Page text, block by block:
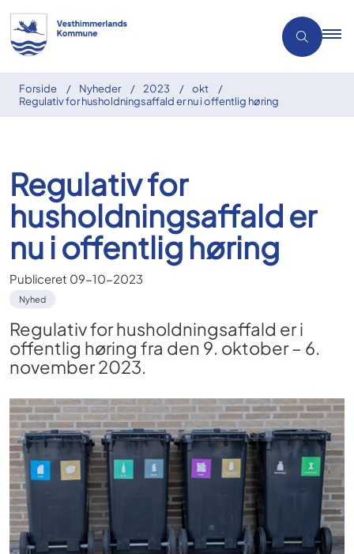
Forside Nyheder 2023
okt
Regulativ for husholdningsaffald er nu i offentlig høring
Regulativ for
husholdningsaffald er
nu i offentlig høring
Publiceret 09-10-2023
Nyhed
Regulativ for husholdningsaffald er i
offentlig høring fra den 9. oktober – 6.
november 2023.